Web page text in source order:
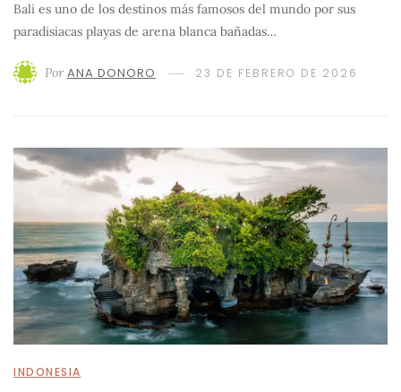
Bali es uno de los destinos más famosos del mundo por sus
paradisiacas playas de arena blanca bañadas…
Por ANA DONORO 23 DE FEBRERO DE 2026
INDONESIA